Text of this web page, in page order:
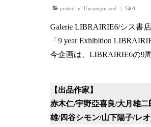
posted in: Uncategorized | 0
Galerie LIBRAIRIE6/シス書
「9 year Exhibition
今企画は、LIBRAIRIE6の9
【出品作家】
赤木仁/宇野亞喜良/大月雄
雄/四谷シモン/山下陽子/レ